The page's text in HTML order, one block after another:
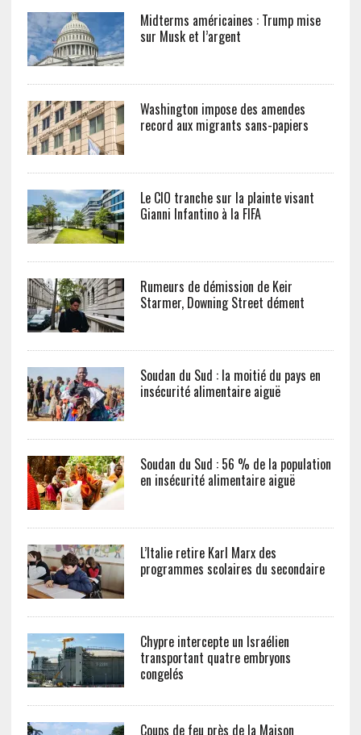
Midterms américaines : Trump mise
sur Musk et l’argent
Washington impose des amendes
record aux migrants sans-papiers
Le CIO tranche sur la plainte visant
Gianni Infantino à la FIFA
Rumeurs de démission de Keir
Starmer, Downing Street dément
Soudan du Sud : la moitié du pays en
insécurité alimentaire aiguë
Soudan du Sud : 56 % de la population
en insécurité alimentaire aiguë
L’Italie retire Karl Marx des
programmes scolaires du secondaire
Chypre intercepte un Israélien
transportant quatre embryons
congelés
Coups de feu près de la Maison